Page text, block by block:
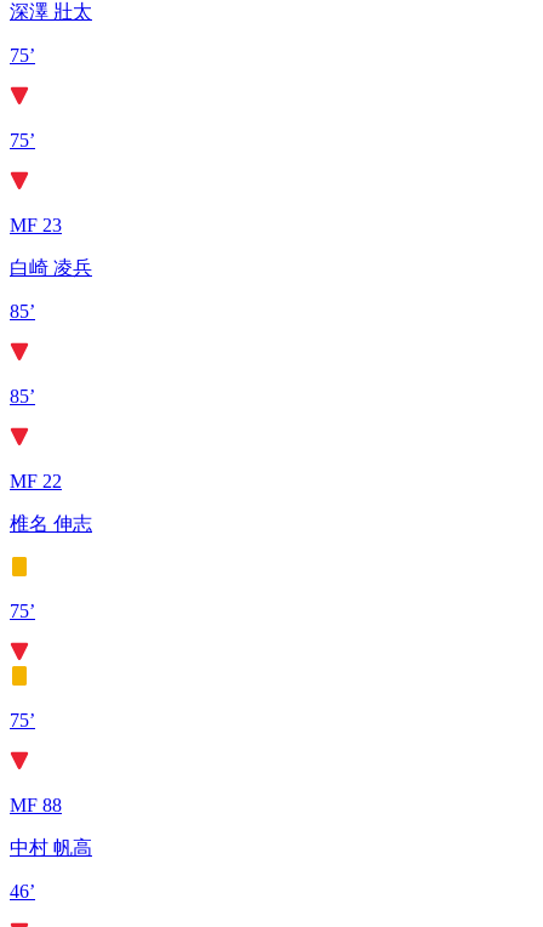
深澤 壯太
75’
75’
MF 23
白崎 凌兵
85’
85’
MF 22
椎名 伸志
75’
75’
MF 88
中村 帆高
46’